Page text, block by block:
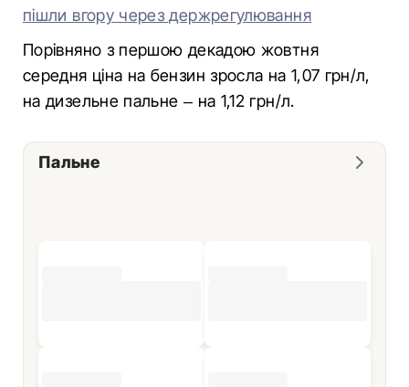
пішли вгору через держрегулювання
Порівняно з першою декадою жовтня
середня ціна на бензин зросла на 1,07 грн/л,
на дизельне пальне – на 1,12 грн/л.
Пальне